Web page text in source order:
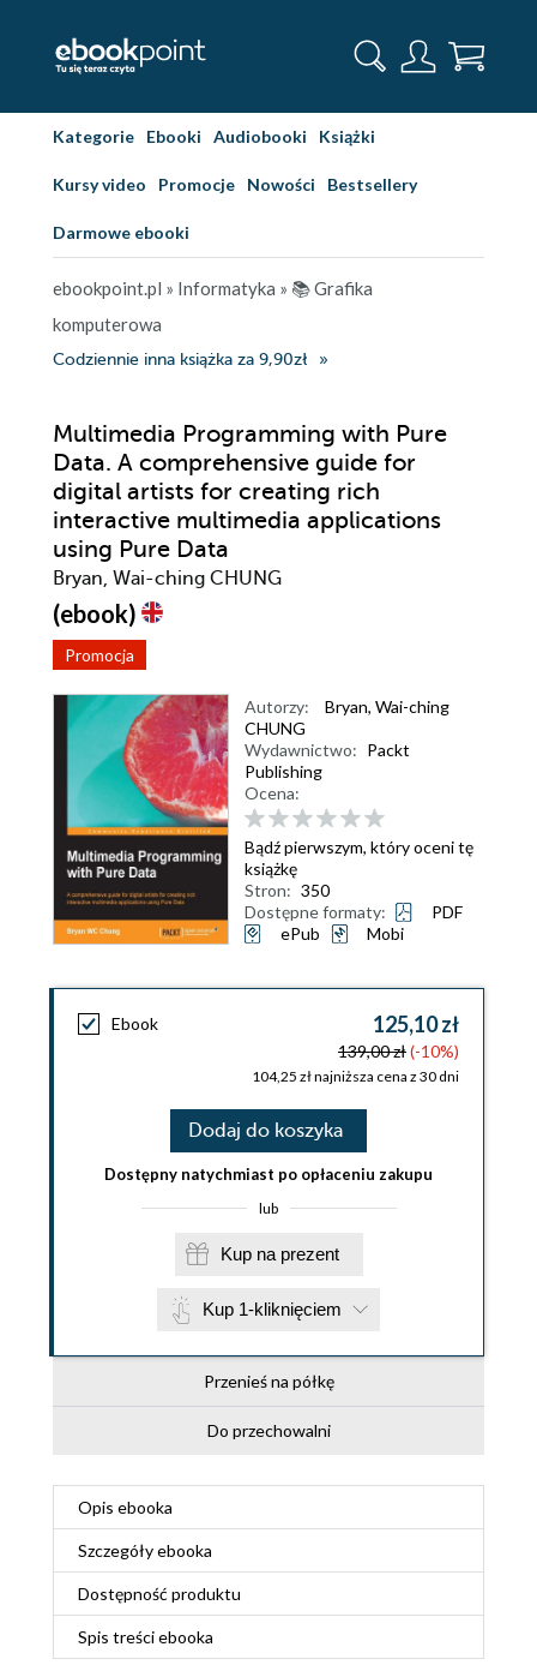
Kategorie Ebooki Audiobooki Książki
Kursy video Promocje Nowości Bestsellery
Darmowe ebooki
ebookpoint.pl » Informatyka » 📚 Grafika
komputerowa
Codziennie inna książka za 9,90zł
Multimedia Programming with Pure
Data. A comprehensive guide for
digital artists for creating rich
interactive multimedia applications
using Pure Data
Bryan, Wai-ching CHUNG
(ebook)
Promocja
Autorzy: Bryan, Wai-ching
CHUNG
Wydawnictwo: Packt
Publishing
Ocena:
Bądź pierwszym, który oceni tę
książkę
Stron: 350
Dostępne formaty:
PDF
ePub
Mobi
Ebook 125,10 zł
139,00 zł(-10%)
104,25 zł najniższa cena z 30 dni
Dodaj do koszyka
Dostępny natychmiast po opłaceniu zakupu
lub
Kup na prezent
Kup 1-kliknięciem
Przenieś na półkę
Do przechowalni
Opis ebooka
Szczegółyebooka
Dostępność produktu
Spis treściebooka